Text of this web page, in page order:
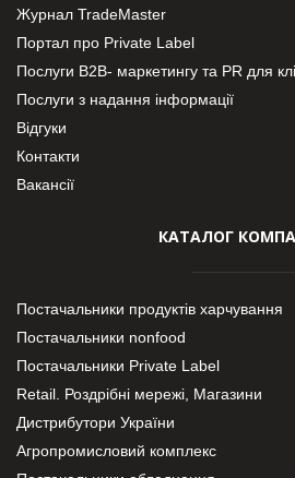
Журнал TradeMaster
Портал про Private Label
Послуги В2В- маркетингу та PR для
Послуги з надання інформації
Відгуки
Контакти
Вакансії
КАТАЛОГ
Постачальники продуктів харчування
Постачальники nonfood
Постачальники Private Label
Retail. Роздрібні мережі, Магазини
Дистрибутори України
Агропромисловий комплекс